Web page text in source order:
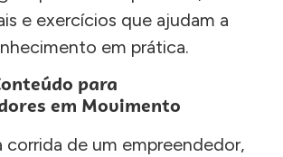
e exercícios que ajudam a
em prática.
para
em Movimento
corrida de um empreendedor,